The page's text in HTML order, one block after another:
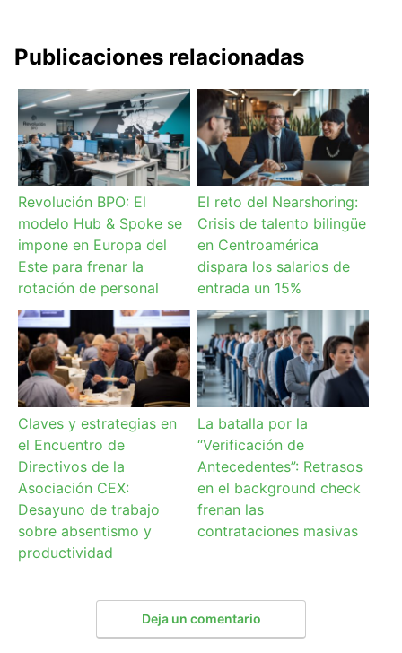
Publicaciones relacionadas
Revolución BPO: El
modelo Hub & Spoke se
impone en Europa del
Este para frenar la
rotación de personal
El reto del Nearshoring:
Crisis de talento bilingüe
en Centroamérica
dispara los salarios de
entrada un 15%
Claves y estrategias en
el Encuentro de
Directivos de la
Asociación CEX:
Desayuno de trabajo
sobre absentismo y
productividad
La batalla por la
“Verificación de
Antecedentes”: Retrasos
en el background check
frenan las
contrataciones masivas
Deja un comentario